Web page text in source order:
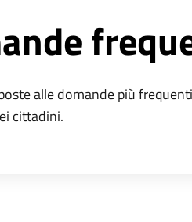
alle domande più
cittadini.